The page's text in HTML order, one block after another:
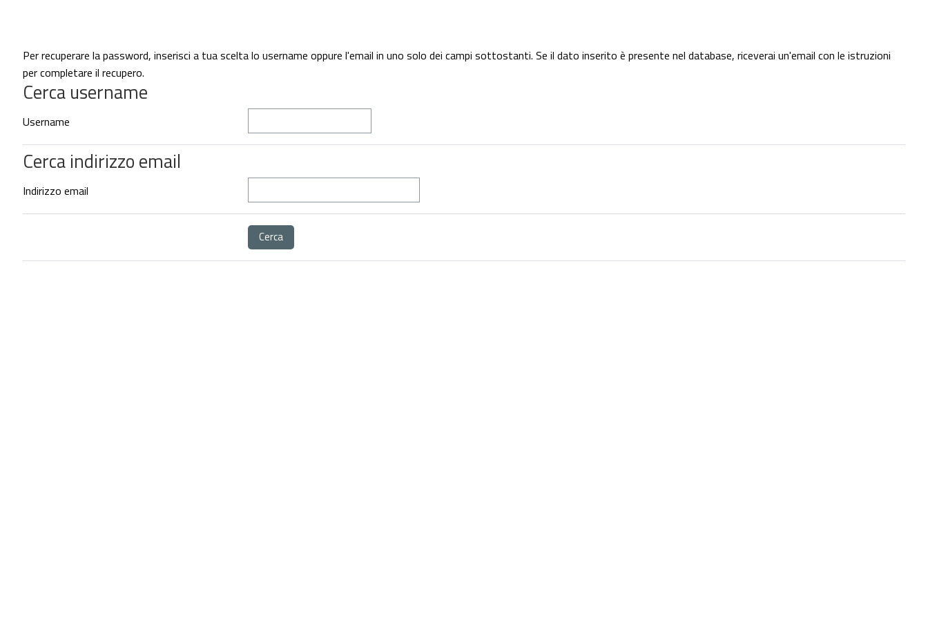
Per recuperare la password, inserisci a tua scelta lo username oppure l'email in uno solo dei campi sottostanti. Se il dato inserito è presente nel database, riceverai un'email con le istruzioni
per completare il recupero.
Cerca username
Cerca username
Username
Cerca indirizzo email
Cerca indirizzo email
Indirizzo email